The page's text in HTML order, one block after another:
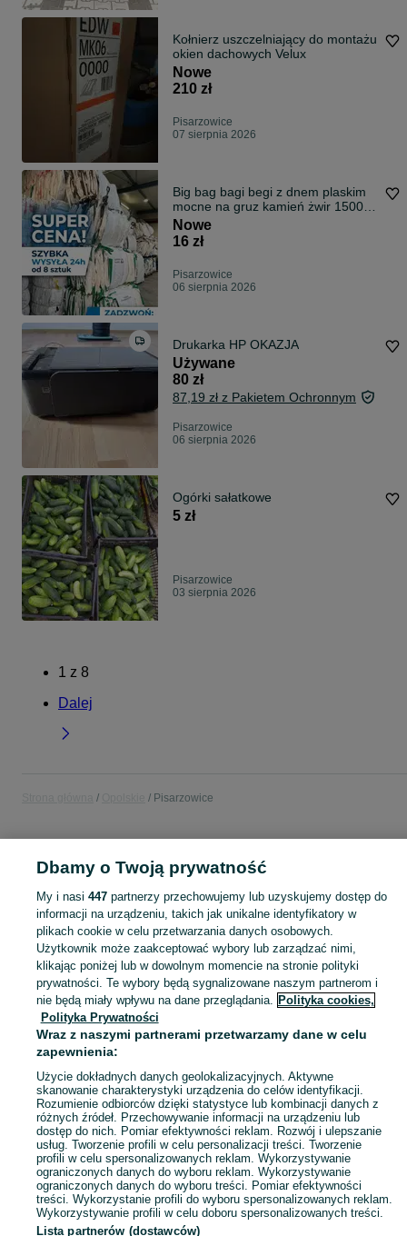
Kołnierz uszczelniający do montażu
okien dachowych Velux
Nowe
210 zł
Pisarzowice
07 sierpnia 2026
Big bag bagi begi z dnem plaskim
mocne na gruz kamień żwir 1500
kg !
Nowe
16 zł
Pisarzowice
06 sierpnia 2026
Drukarka HP OKAZJA
Używane
80 zł
87,19 zł z Pakietem Ochronnym
Pisarzowice
06 sierpnia 2026
Ogórki sałatkowe
5 zł
Pisarzowice
03 sierpnia 2026
1 z 8
Dalej
Pisarzowice
kantowki kantowka
Skorzystaj z największego serwisu ogłoszeniowego - Pisarzowice i okolice! Kupuj to, czego pragniesz i sprzedawaj to, czego już nie potrzebujesz! Zobacz
Mapa kategorii
Mapa miejscowości
Mapa ministron
Popularne wyszukiwania
Dbamy o Twoją prywatność
My i nasi 447partnerzy przechowujemy lub uzyskujemy dostęp do
informacji na urządzeniu, takich jak unikalne identyfikatory w
plikach cookie w celu przetwarzania danych osobowych.
Użytkownik może zaakceptować wybory lub zarządzać nimi,
klikając poniżej lub w dowolnym momencie na stronie polityki
prywatności. Te wybory będą sygnalizowane naszym partnerom i
nie będą miały wpływu na dane przeglądania. Polityka cookies,
Polityka Prywatności
Wraz z naszymi partnerami przetwarzamy dane w celu
zapewnienia:
Użycie dokładnych danych geolokalizacyjnych. Aktywne
skanowanie charakterystyki urządzenia do celów identyfikacji.
Rozumienie odbiorców dzięki statystyce lub kombinacji danych z
różnych źródeł. Przechowywanie informacji na urządzeniu lub
dostęp do nich. Pomiar efektywności reklam. Rozwój i ulepszanie
usług. Tworzenie profili w celu personalizacji treści. Tworzenie
profili w celu spersonalizowanych reklam. Wykorzystywanie
ograniczonych danych do wyboru reklam. Wykorzystywanie
ograniczonych danych do wyboru treści. Pomiar efektywności
treści. Wykorzystanie profili do wyboru spersonalizowanych reklam.
Wykorzystywanie profili w celu doboru spersonalizowanych treści.
Lista partnerów (dostawców)